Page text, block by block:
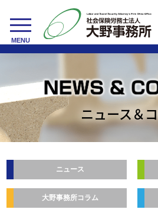
toggle
navigation
MENU
ニュース＆
ニュース
大野事務所コラム